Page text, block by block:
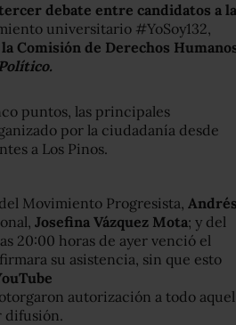
debate entre candidatos a la
universitario #YoSoy132,
Comisión de Derechos
puntos, las principales
por la ciudadanía desde
a Los Pinos.
Movimiento Progresista, Andrés
Josefina Vázquez Mota; y del
20:00 horas de ayer venció el
su asistencia, sin que esto
autorización a todo aquel
difusión.